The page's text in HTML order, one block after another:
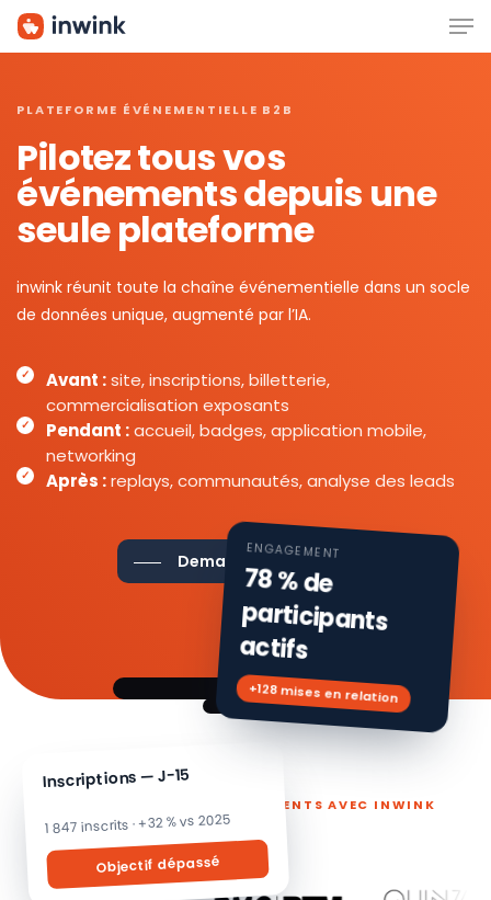
Skip
PLATEFORME ÉVÉNEMENTIELLE B2B
Pilotez tous vos
événements depuis une
seule plateforme
inwink réunit toute la chaîne événementielle dans un socle
de données unique, augmenté par l’IA.
Avant :site, inscriptions, billetterie,
commercialisation exposants
Pendant :accueil, badges, application mobile,
networking
Après :replays, communautés, analyse des leads
Demander une démo
Inscriptions — J-15
1 847 inscrits · +32 % vs 2025
Objectif dépassé
ENGAGEMENT
78 % de
participants
actifs
+128 mises en relation
ILS PILOTENT LEURS ÉVÉNEMENTS AVEC INWINK